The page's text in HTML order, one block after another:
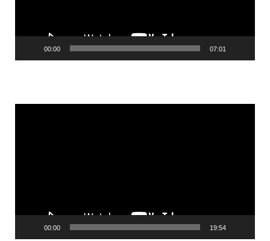
00:00 07:01
00:00 19:54